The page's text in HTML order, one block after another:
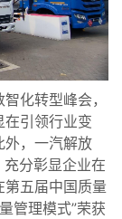
化转型峰会，
在引领行业变
外，一汽解放
分彰显企业在
五届中国质量
管理模式”荣获